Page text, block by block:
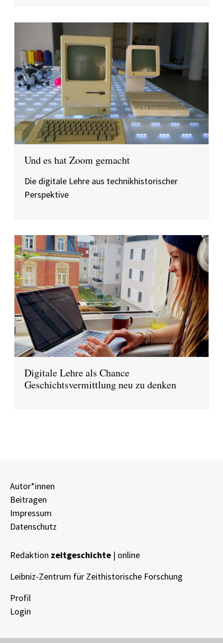
Und es hat Zoom gemacht
Die digitale Lehre aus technikhistorischer
Perspektive
Digitale Lehre als Chance
Geschichtsvermittlung neu zu denken
Autor*innen
Beitragen
Impressum
Datenschutz
Redaktion zeitgeschichte | online
Leibniz-Zentrum für Zeithistorische Forschung
Profil
Login